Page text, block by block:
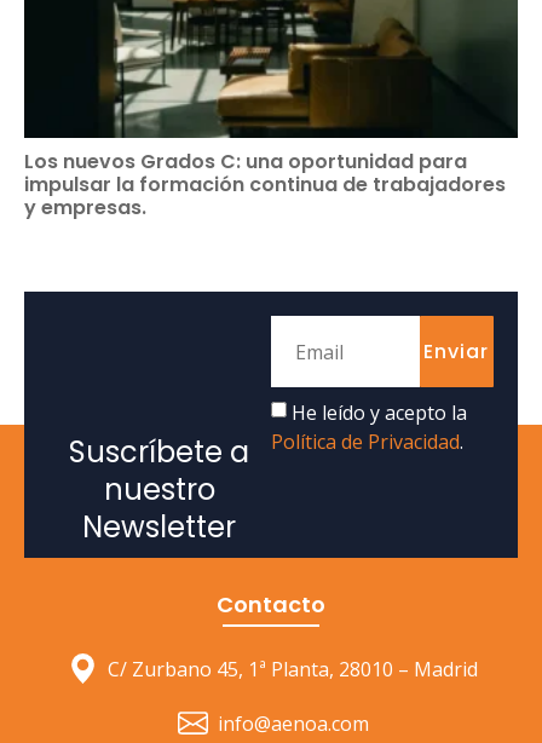
Los nuevos Grados C: una oportunidad para
impulsar la formación continua de trabajadores
y empresas.
Suscríbete a
nuestro
Newsletter
He leído y acepto la
Política de Privacidad.
Enviar
Contacto
C/ Zurbano 45, 1ª Planta, 28010 – Madrid
info@aenoa.com